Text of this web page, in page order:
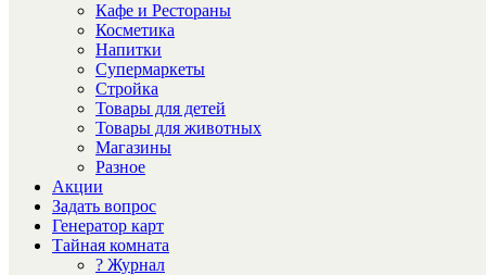
Кафе и Рестораны
Косметика
Напитки
Супермаркеты
Стройка
Товары для детей
Товары для животных
Магазины
Разное
Акции
Задать вопрос
Генератор карт
Тайная комната
? Журнал